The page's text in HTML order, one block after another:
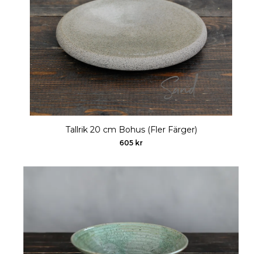
Tallrik 20 cm Bohus (Fler Färger)
605 kr